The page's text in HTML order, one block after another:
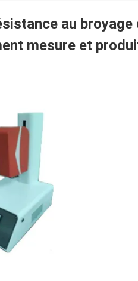
au
mesure et